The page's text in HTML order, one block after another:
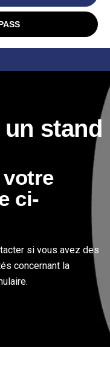
stand
ci-
si vous avez des
concernant la